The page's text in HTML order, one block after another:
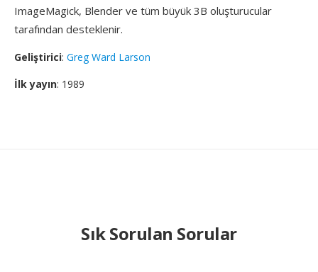
ImageMagick, Blender ve tüm büyük 3B oluşturucular
tarafından desteklenir.
Geliştirici: Greg Ward Larson
İlk yayın: 1989
Sık Sorulan Sorular